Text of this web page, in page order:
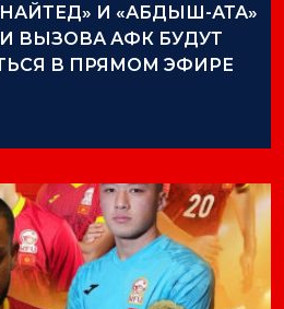
И «АБДЫШ-АТА»
ВЫЗОВА АФК БУДУТ
В ПРЯМОМ ЭФИРЕ